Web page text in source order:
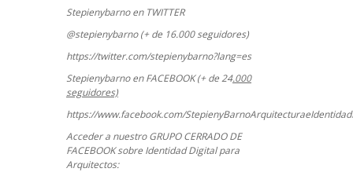
Stepienybarno en TWITTER
@stepienybarno (+ de 16.000 seguidores)
https://twitter.com/stepienybarno?lang=es
Stepienybarno en FACEBOOK (+ de 24.000
seguidores)
https://www.facebook.com/
Acceder a nuestro GRUPO CERRADO DE
FACEBOOK sobre Identidad Digital para
Arquitectos: